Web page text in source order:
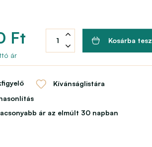
Ft
ár
Kosárba tesz
Kívánságlistára
ár az elmúlt 30 napban